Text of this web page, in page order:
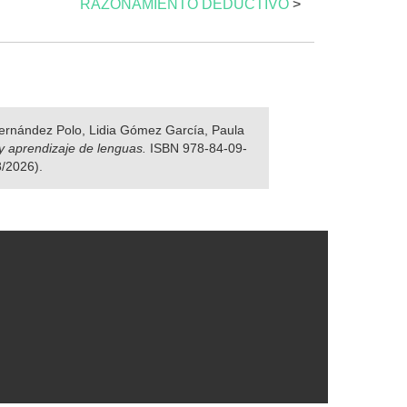
RAZONAMIENTO DEDUCTIVO >
Polo, Lidia Gómez García, Paula
aprendizaje de lenguas. ISBN 978-84-09-